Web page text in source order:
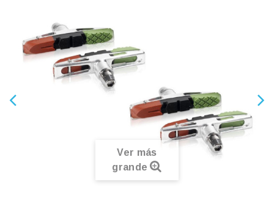
Ver más
grande